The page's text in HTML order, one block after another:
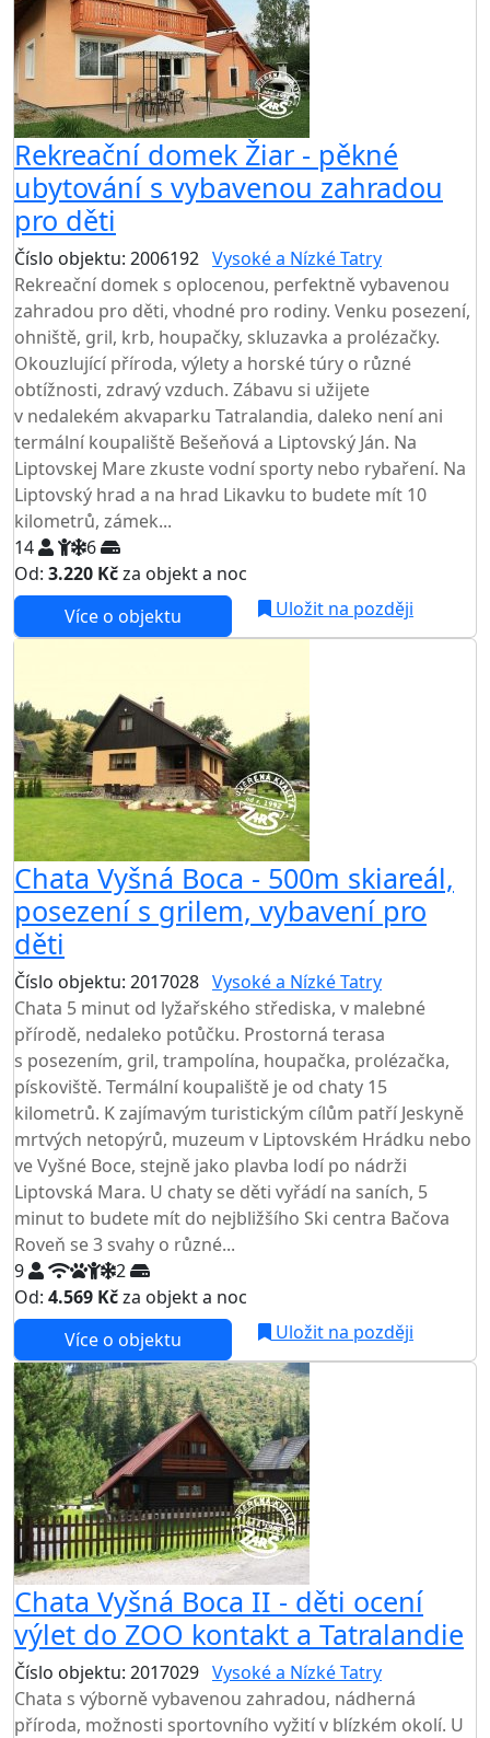
Rekreační domek Žiar - pěkné
ubytování s vybavenou zahradou
pro děti
Číslo objektu: 2006192 Vysoké a Nízké Tatry
Rekreační domek s oplocenou, perfektně vybavenou
zahradou pro děti, vhodné pro rodiny. Venku posezení,
ohniště, gril, krb, houpačky, skluzavka a prolézačky.
Okouzlující příroda, výlety a horské túry o různé
obtížnosti, zdravý vzduch. Zábavu si užijete
v nedalekém akvaparku Tatralandia, daleko není ani
termální koupaliště Bešeňová a Liptovský Ján. Na
Liptovskej Mare zkuste vodní sporty nebo rybaření. Na
Liptovský hrad a na hrad Likavku to budete mít 10
kilometrů, zámek...
14
6
Od: 3.220 Kčza objekt a noc
Více o objektu
Uložit na později
Chata Vyšná Boca - 500m skiareál,
posezení s grilem, vybavení pro
děti
Číslo objektu: 2017028 Vysoké a Nízké Tatry
Chata 5 minut od lyžařského střediska, v malebné
přírodě, nedaleko potůčku. Prostorná terasa
s posezením, gril, trampolína, houpačka, prolézačka,
pískoviště. Termální koupaliště je od chaty 15
kilometrů. K zajímavým turistickým cílům patří Jeskyně
mrtvých netopýrů, muzeum v Liptovském Hrádku nebo
ve Vyšné Boce, stejně jako plavba lodí po nádrži
Liptovská Mara. U chaty se děti vyřádí na saních, 5
minut to budete mít do nejbližšího Ski centra Bačova
Roveň se 3 svahy o různé...
9
2
Od: 4.569 Kčza objekt a noc
Více o objektu
Uložit na později
Chata Vyšná Boca II - děti ocení
výlet do ZOO kontakt a Tatralandie
Číslo objektu: 2017029 Vysoké a Nízké Tatry
Chata s výborně vybavenou zahradou, nádherná
příroda, možnosti sportovního vyžití v blízkém okolí. U